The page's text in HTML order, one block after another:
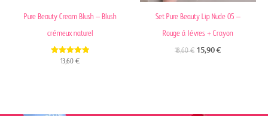
Pure Beauty Cream Blush – Blush
crémeux naturel
4.92
13,60 €
Set Pure Beauty Lip Nude 05 –
Rouge à lèvres + Crayon
18,60€ 15,90€